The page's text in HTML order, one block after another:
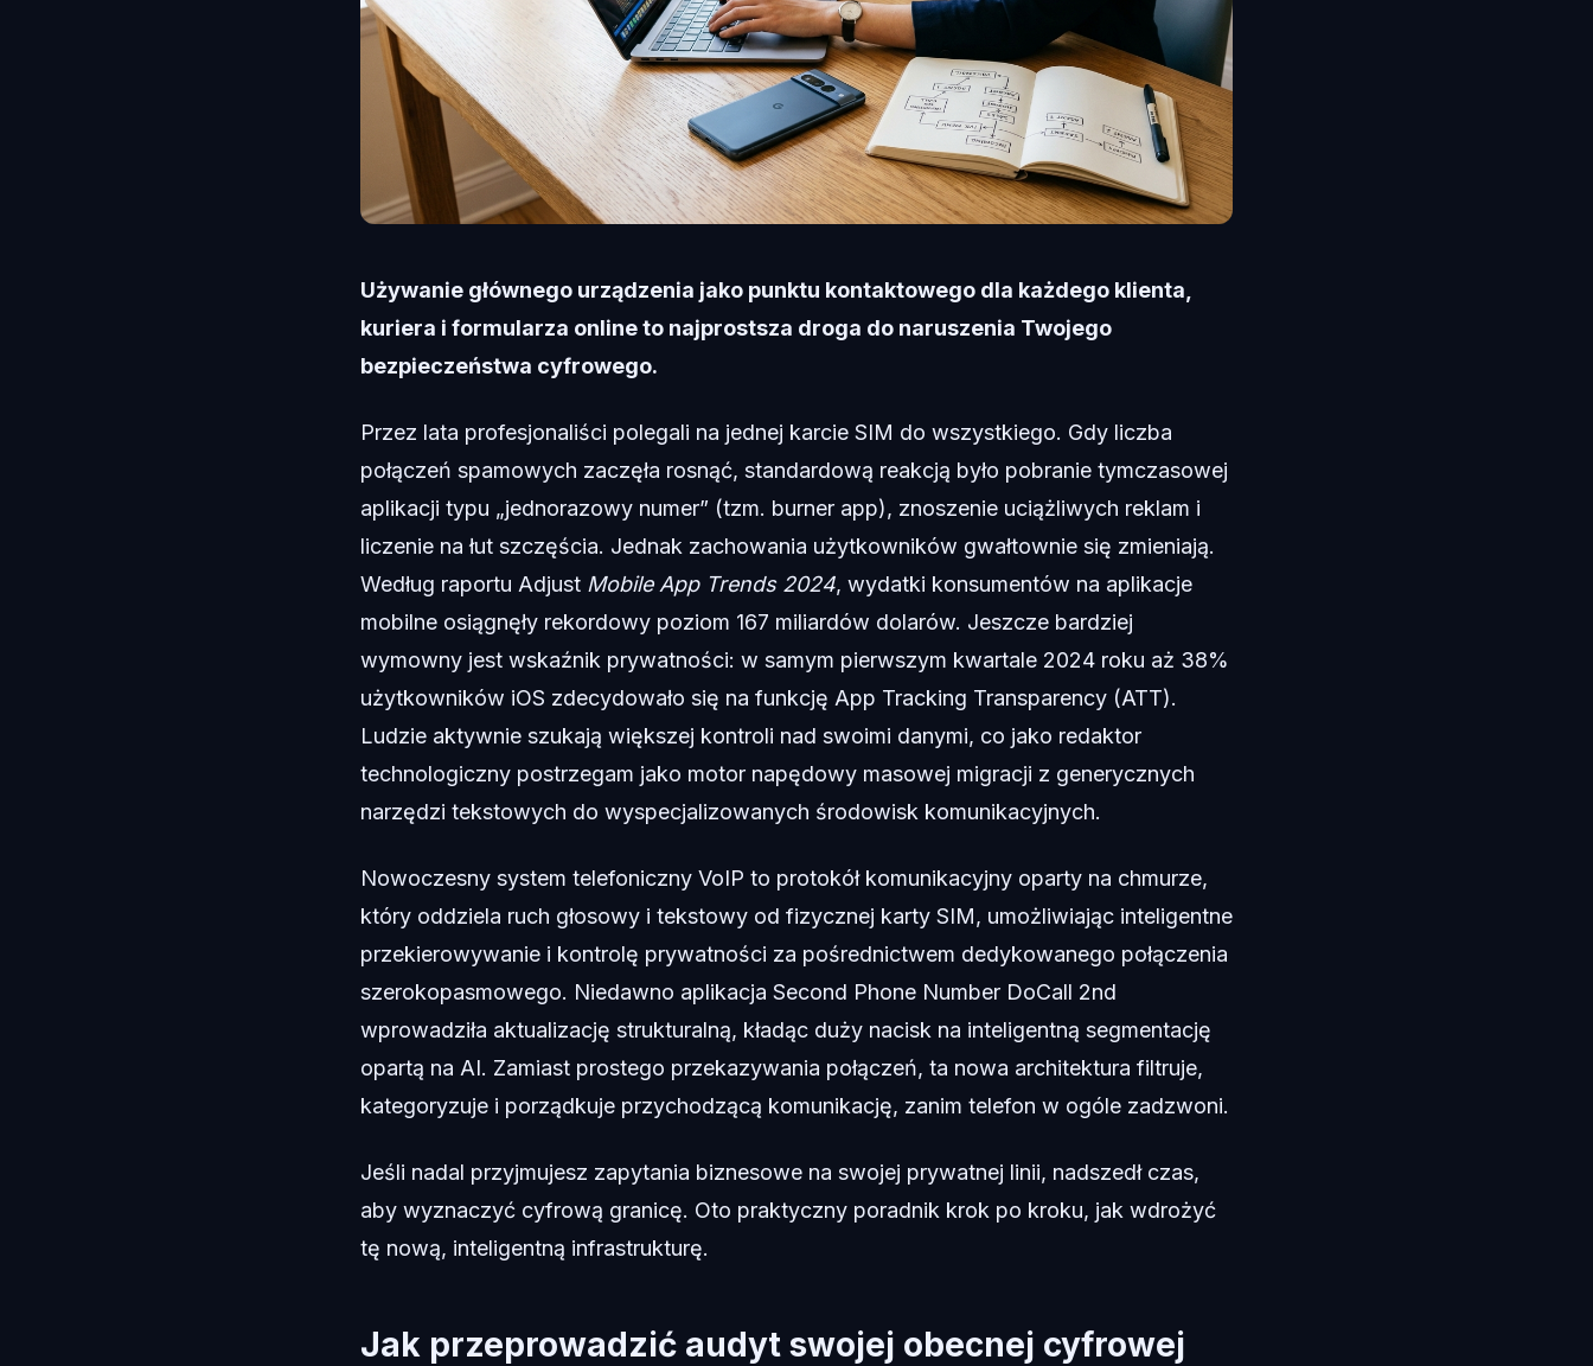
Używanie głównego urządzenia jako punktu kontaktowego dla każdego klienta,
kuriera i formularza online to najprostsza droga do naruszenia Twojego
bezpieczeństwa cyfrowego.
Przez lata profesjonaliści polegali na jednej karcie SIM do wszystkiego. Gdy liczba
połączeń spamowych zaczęła rosnąć, standardową reakcją było pobranie tymczasowej
aplikacji typu „jednorazowy numer” (tzm. burner app), znoszenie uciążliwych reklam i
liczenie na łut szczęścia. Jednak zachowania użytkowników gwałtownie się zmieniają.
Według raportu Adjust Mobile App Trends 2024, wydatki konsumentów na aplikacje
mobilne osiągnęły rekordowy poziom 167 miliardów dolarów. Jeszcze bardziej
wymowny jest wskaźnik prywatności: w samym pierwszym kwartale 2024 roku aż 38%
użytkowników iOS zdecydowało się na funkcję App Tracking Transparency (ATT).
Ludzie aktywnie szukają większej kontroli nad swoimi danymi, co jako redaktor
technologiczny postrzegam jako motor napędowy masowej migracji z generycznych
narzędzi tekstowych do wyspecjalizowanych środowisk komunikacyjnych.
Nowoczesny system telefoniczny VoIP to protokół komunikacyjny oparty na chmurze,
który oddziela ruch głosowy i tekstowy od fizycznej karty SIM, umożliwiając inteligentne
przekierowywanie i kontrolę prywatności za pośrednictwem dedykowanego połączenia
szerokopasmowego. Niedawno aplikacja Second Phone Number DoCall 2nd
wprowadziła aktualizację strukturalną, kładąc duży nacisk na inteligentną segmentację
opartą na AI. Zamiast prostego przekazywania połączeń, ta nowa architektura filtruje,
kategoryzuje i porządkuje przychodzącą komunikację, zanim telefon w ogóle zadzwoni.
Jeśli nadal przyjmujesz zapytania biznesowe na swojej prywatnej linii, nadszedł czas,
aby wyznaczyć cyfrową granicę. Oto praktyczny poradnik krok po kroku, jak wdrożyć
tę nową, inteligentną infrastrukturę.
Jak przeprowadzić audyt swojej obecnej cyfrowej